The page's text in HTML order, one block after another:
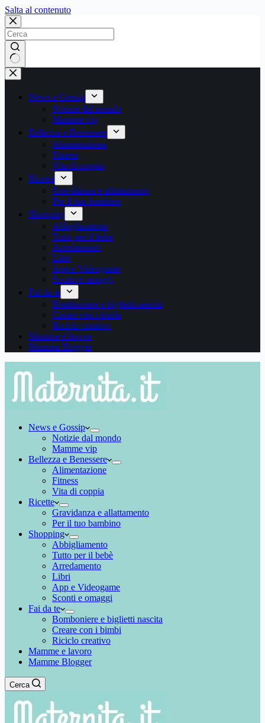
Salta al contenutoSalta
contenuto
Nessun
risultato
News e Gossip
Notizie dal mondo
Mamme vip
Bellezza e Benessere
Alimentazione
Fitness
Vita di coppia
Ricette
Gravidanza e allattamento
Per il tuo bambino
Shopping
Abbigliamento
Tutto per il bebè
Arredamento
Libri
App e Videogame
Sconti e omaggi
Fai da te
Bomboniere e biglietti nascita
Creare con i bimbi
Riciclo creativo
Mamme e lavoro
Mamme Blogger
News e Gossip
Notizie dal mondo
Mamme vip
Bellezza e Benessere
Alimentazione
Fitness
Vita di coppia
Ricette
Gravidanza e allattamento
Per il tuo bambino
Shopping
Abbigliamento
Tutto per il bebè
Arredamento
Libri
App e Videogame
Sconti e omaggi
Fai da te
Bomboniere e biglietti nascita
Creare con i bimbi
Riciclo creativo
Mamme e lavoro
Mamme Blogger
Cerca